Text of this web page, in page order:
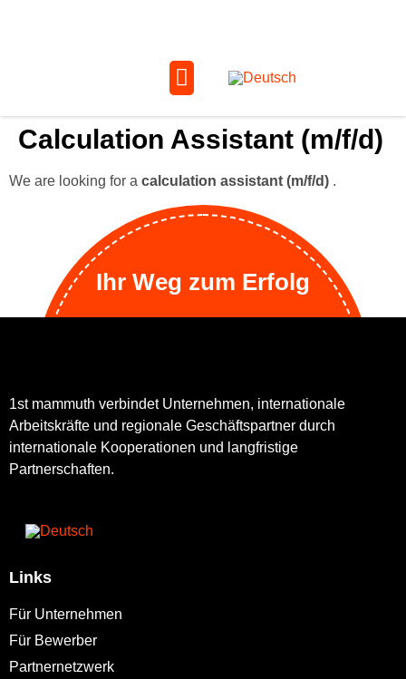
Calculation Assistant (m/f/d)
We are looking for a calculation assistant (m/f/d) .
Ihr Weg zum Erfolg
1st mammuth verbindet Unternehmen, internationale
Arbeitskräfte und regionale Geschäftspartner durch
internationale Kooperationen und langfristige
Partnerschaften.
Links
Für Unternehmen
Für Bewerber
Partnernetzwerk